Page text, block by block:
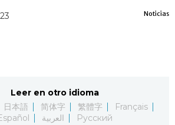
Русский
Noticias
Leer en otro idioma
日本語 简体字 繁體字
Français
العربية Русский